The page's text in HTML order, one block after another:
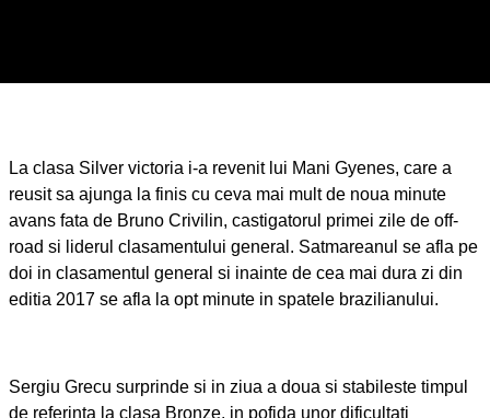
La clasa Silver victoria i-a revenit lui Mani Gyenes, care a
reusit sa ajunga la finis cu ceva mai mult de noua minute
avans fata de Bruno Crivilin, castigatorul primei zile de off-
road si liderul clasamentului general. Satmareanul se afla pe
doi in clasamentul general si inainte de cea mai dura zi din
editia 2017 se afla la opt minute in spatele brazilianului.
Sergiu Grecu surprinde si in ziua a doua si stabileste timpul
de referinta la clasa Bronze, in pofida unor dificultati